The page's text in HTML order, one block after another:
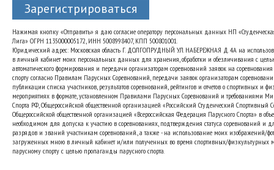
Зарегистрироваться
Нажимая кнопку «Отправить» я даю согласие оператору персональных данных НП
Лига» ОГРН 1135000005172, ИНН 5008998407, КПП 500801001.
Юридический адрес: Московская область Г. ДОЛГОПРУДНЫЙ УЛ. НАБЕРЕЖНАЯ Д. 4А на
в личный кабинет моих персональных данных для хранения, обработки и обезличивания с
автоматического формирования и передачи организаторам соревнований заявок на
спорту согласно Правилам Парусных Соревнований, передачи заявок организаторам
публикации списка участников, результатов соревнований, рейтингов и отчетов о спортивных и
мероприятиях в формате, установленном Правилами Парусных Соревнований и требованиями
Спорта РФ, Общероссийской общественной организацией «Российский Студенческий Спортивный
Общероссийской общественной организацией «Всероссийская Федерация Парусного Спорта» в
необходимом для допуска к участию в соревнованиях, подтверждения статуса соревнований и
разрядов и званий участникам соревнований., а также - на использование моих изображений/
загруженных мною в личный кабинет и/или полученных во время спортивных/физкультурных
парусному спорту с целью пропаганды парусного спорта.